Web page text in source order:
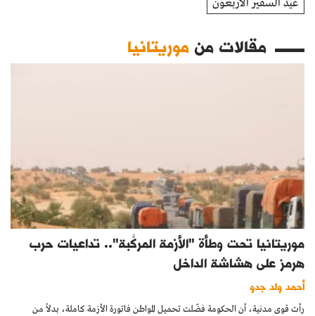
عيد السفير الأربعون
مقالات منموريتانيا
موريتانيا تحت وطأة "الأزمة المركَّبة".. تداعيات حرب
هرمز على هشاشة الداخل
أحمد ولد جدو
رأت قوى مدنية، أن الحكومة فضّلت تحميل المواطن فاتورة الأزمة كاملة، بدلاً من